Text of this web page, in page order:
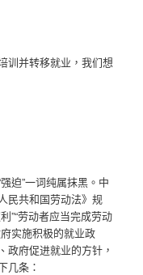
训并转移就业，我们想
迫”一词纯属抹黑。中
民共和国劳动法》规
”“劳动者应当完成劳动
实施积极的就业政
政府促进就业的方针，
几条：